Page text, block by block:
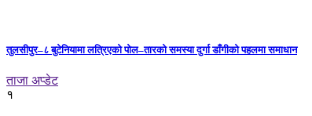
तुलसीपुर–८ बुटेनियामा लत्रिएको पोल–तारको समस्या दुर्गा डाँगीको पहलमा समाधान
ताजा अप्डेट
१